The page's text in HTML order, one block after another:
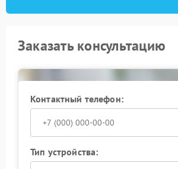
Заказать консультацию
Контактный телефон:
Тип устройства: